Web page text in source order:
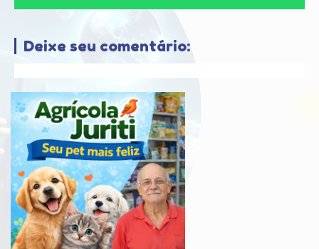
Deixe seu comentário: